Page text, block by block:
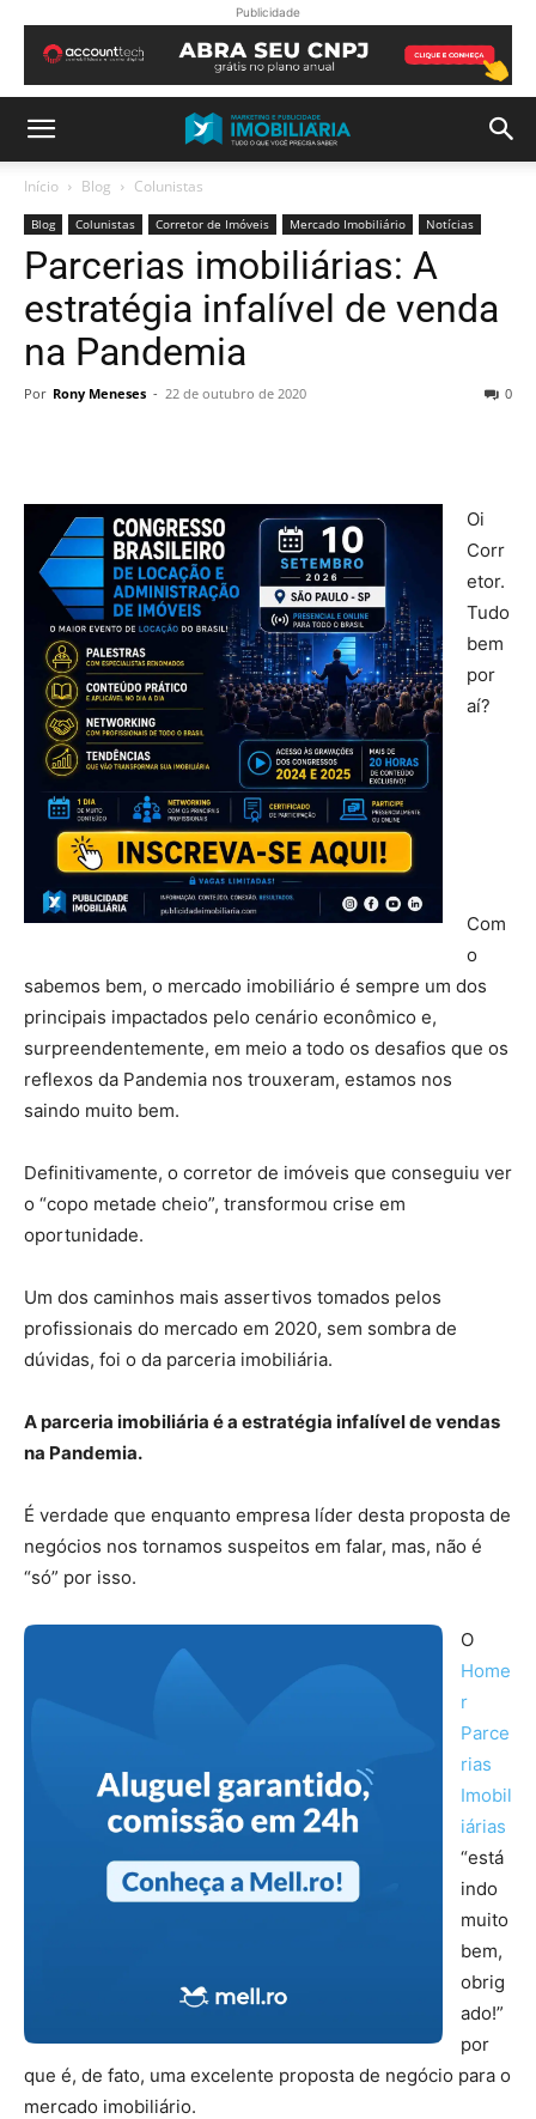
Publicidade
Início Blog Colunistas
Blog Colunistas Corretor de Imóveis Mercado Imobiliário Notícias
Parcerias imobiliárias: A
estratégia infalível de venda
na Pandemia
Por Rony Meneses - 22 de outubro de 2020 0
Oi
Corr
etor.
Tudo
bem
por
aí?
Com
o
sabemos bem, o mercado imobiliário é sempre um dos
principais impactados pelo cenário econômico e,
surpreendentemente, em meio a todo os desafios que os
reflexos da Pandemia nos trouxeram, estamos nos
saindo muito bem.
Definitivamente, o corretor de imóveis que conseguiu ver
o “copo metade cheio”, transformou crise em
oportunidade.
Um dos caminhos mais assertivos tomados pelos
profissionais do mercado em 2020, sem sombra de
dúvidas, foi o da parceria imobiliária.
A parceria imobiliária é a estratégia infalível de vendas
na Pandemia.
É verdade que enquanto empresa líder desta proposta de
negócios nos tornamos suspeitos em falar, mas, não é
“só” por isso.
O
Home
r
Parce
rias
Imobil
iárias
“está
indo
muito
bem,
obrig
ado!”
por
que é, de fato, uma excelente proposta de negócio para o
mercado imobiliário.